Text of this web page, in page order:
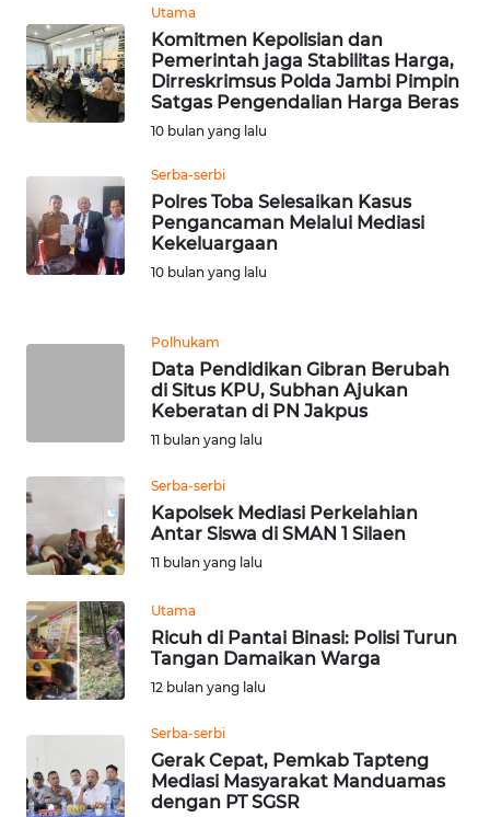
Utama
Komitmen Kepolisian dan
Pemerintah jaga Stabilitas Harga,
Dirreskrimsus Polda Jambi Pimpin
Satgas Pengendalian Harga Beras
10 bulan yang lalu
Serba-serbi
Polres Toba Selesaikan Kasus
Pengancaman Melalui Mediasi
Kekeluargaan
10 bulan yang lalu
Polhukam
Data Pendidikan Gibran Berubah
di Situs KPU, Subhan Ajukan
Keberatan di PN Jakpus
11 bulan yang lalu
Serba-serbi
Kapolsek Mediasi Perkelahian
Antar Siswa di SMAN 1 Silaen
11 bulan yang lalu
Utama
Ricuh di Pantai Binasi: Polisi Turun
Tangan Damaikan Warga
12 bulan yang lalu
Serba-serbi
Gerak Cepat, Pemkab Tapteng
Mediasi Masyarakat Manduamas
dengan PT SGSR
WN
JAKARTA
JABAR
WN
BANTEN
NTT
WN
WN
BARAT
WN
RIAU
SERAMBI